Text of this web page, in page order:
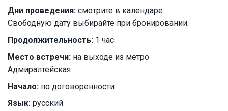
Дни проведения: смотрите в календаре.
Свободную дату выбирайте при бронировании.
Продолжительность: 1 час
Место встречи: на выходе из метро
Адмиралтейская
Начало: по договоренности
Язык: русский